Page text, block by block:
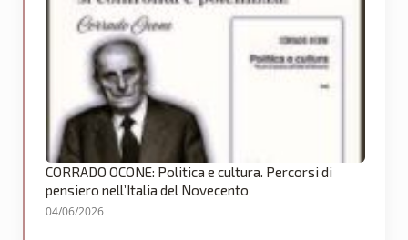
CORRADO OCONE: Politica e cultura. Percorsi di
pensiero nell’Italia del Novecento
04/06/2026